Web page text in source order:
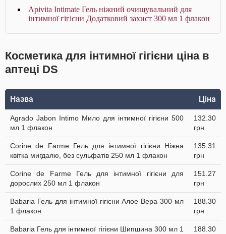
Apivita Intimate Гель ніжний очищувальний для
інтимної гігієни Додатковий захист 300 мл 1 флакон
Косметика для інтимної гігієни ціна в
аптеці DS
Назва Ціна
Agrado Jabon Intimo Мило для інтимної гігієни 500
мл 1 флакон
132.30
грн
Corine de Farme Гель для інтимної гігієни Ніжна
квітка мигдалю, без сульфатів 250 мл 1 флакон
135.31
грн
Corine de Farme Гель для інтимної гігієни для
дорослих 250 мл 1 флакон
151.27
грн
Babaria Гель для інтимної гігієни Алое Вера 300 мл
1 флакон
188.30
грн
Babaria Гель для інтимної гігієни Шипшина 300 мл 1
188.30